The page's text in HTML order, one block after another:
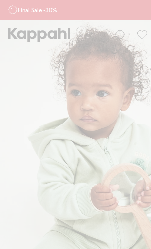
Final Sale -30%
Ważne przy zakupie min. 2 sztuk produktów
działu outlet do 10.8 w sklepach Kappahl i Newbie
nie łączymy
Mężczyzna Dziecko